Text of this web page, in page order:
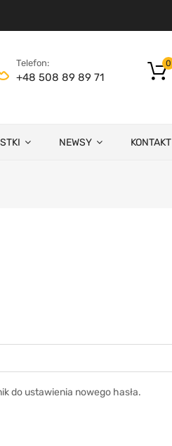
Telefon:
+48 508 89 89 71
0
NEWSY KONTAKT
do ustawienia nowego hasła.